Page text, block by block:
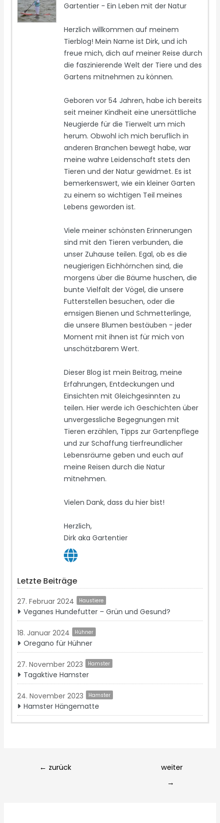
Gartentier - Ein Leben mit der Natur
Herzlich willkommen auf meinem
Tierblog! Mein Name ist Dirk, und ich
freue mich, dich auf meiner Reise durch
die faszinierende Welt der Tiere und des
Gartens mitnehmen zu können.
Geboren vor 54 Jahren, habe ich bereits
seit meiner Kindheit eine unersättliche
Neugierde für die Tierwelt um mich
herum. Obwohl ich mich beruflich in
anderen Branchen bewegt habe, war
meine wahre Leidenschaft stets den
Tieren und der Natur gewidmet. Es ist
bemerkenswert, wie ein kleiner Garten
zu einem so wichtigen Teil meines
Lebens geworden ist.
Viele meiner schönsten Erinnerungen
sind mit den Tieren verbunden, die
unser Zuhause teilen. Egal, ob es die
neugierigen Eichhörnchen sind, die
morgens über die Bäume huschen, die
bunte Vielfalt der Vögel, die unsere
Futterstellen besuchen, oder die
emsigen Bienen und Schmetterlinge,
die unsere Blumen bestäuben - jeder
Moment mit ihnen ist für mich von
unschätzbarem Wert.
Dieser Blog ist mein Beitrag, meine
Erfahrungen, Entdeckungen und
Einsichten mit Gleichgesinnten zu
teilen. Hier werde ich Geschichten über
unvergessliche Begegnungen mit
Tieren erzählen, Tipps zur Gartenpflege
und zur Schaffung tierfreundlicher
Lebensräume geben und euch auf
meine Reisen durch die Natur
mitnehmen.
Vielen Dank, dass du hier bist!
Herzlich,
Dirk aka Gartentier
Letzte Beiträge
27. Februar 2024 Haustiere
Veganes Hundefutter – Grün und Gesund?
18. Januar 2024 Hühner
Oregano für Hühner
27. November 2023 Hamster
Tagaktive Hamster
24. November 2023 Hamster
Hamster Hängematte
← zurück
weiter
→